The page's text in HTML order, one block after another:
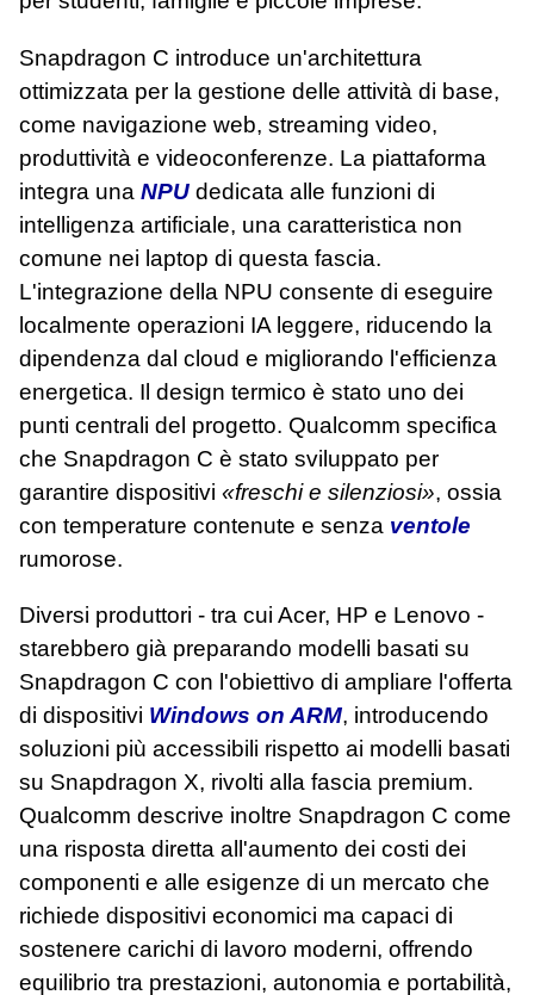
Snapdragon C introduce un'architettura
ottimizzata per la gestione delle attività di base,
come navigazione web, streaming video,
produttività e videoconferenze. La piattaforma
integra una NPU dedicata alle funzioni di
intelligenza artificiale, una caratteristica non
comune nei laptop di questa fascia.
L'integrazione della NPU consente di eseguire
localmente operazioni IA leggere, riducendo la
dipendenza dal cloud e migliorando l'efficienza
energetica. Il design termico è stato uno dei
punti centrali del progetto. Qualcomm specifica
che Snapdragon C è stato sviluppato per
garantire dispositivi «freschi e silenziosi», ossia
con temperature contenute e senza ventole
rumorose.
Diversi produttori - tra cui Acer, HP e Lenovo -
starebbero già preparando modelli basati su
Snapdragon C con l'obiettivo di ampliare l'offerta
di dispositivi Windows on ARM, introducendo
soluzioni più accessibili rispetto ai modelli basati
su Snapdragon X, rivolti alla fascia premium.
Qualcomm descrive inoltre Snapdragon C come
una risposta diretta all'aumento dei costi dei
componenti e alle esigenze di un mercato che
richiede dispositivi economici ma capaci di
sostenere carichi di lavoro moderni, offrendo
equilibrio tra prestazioni, autonomia e portabilità,